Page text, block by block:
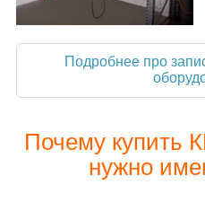
Подробнее про
Почему купить
нужно